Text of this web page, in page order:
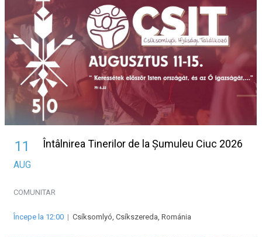
11
AUG
Întâlnirea Tinerilor de la Șumuleu Ciuc 2026
COMUNITAR
Începe la 12:00 | Csíksomlyó, Csíkszereda, Románia